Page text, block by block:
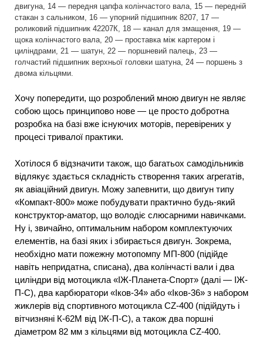
двигуна, 14 — передня цапфа колінчастого вала, 15 — передній
стакан з сальником, 16 — упорний підшипник 8207, 17 —
роликовий підшипник 42207К, 18 — канал для змащення, 19 —
щока колінчастого вала, 20 — проставка між картером і
циліндрами, 21 — шатун, 22 — поршневий палець, 23 —
голчастий підшипник верхньої головки шатуна, 24 — поршень з
двома кільцями.
Хочу попередити, що розроблений мною двигун не являє
собою щось принципово нове — це просто добротна
розробка на базі вже існуючих моторів, перевірених у
процесі тривалої практики.
Хотілося б відзначити також, що багатьох самодільників
відлякує здається складність створення таких агрегатів,
як авіаційний двигун. Можу запевнити, що двигун типу
«Компакт-800» може побудувати практично будь-який
конструктор-аматор, що володіє слюсарними навичками.
Ну і, звичайно, оптимальним набором комплектуючих
елементів, на базі яких і збирається двигун. Зокрема,
необхідно мати пожежну мотопомпу МП-800 (підійде
навіть непридатна, списана), два колінчасті вали і два
циліндри від мотоцикла «ІЖ-Планета-Спорт» (далі — ІЖ-
П-С), два карбюратори «Іков-34» або «Іков-36» з набором
жиклерів від спортивного мотоцикла CZ-400 (підійдуть і
вітчизняні К-62М від ІЖ-П-С), а також два поршні
діаметром 82 мм з кільцями від мотоцикла CZ-400.